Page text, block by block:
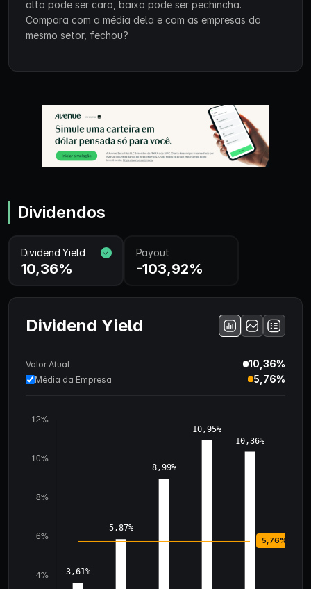
alto pode ser caro, baixo pode ser pechincha.
Compara com a média dela e com as empresas do
mesmo setor, fechou?
Dividendos
Dividend Yield
10,36%
Payout
-103,92%
Dividend Yield
Valor Atual 10,36%
Média da Empresa 5,76%